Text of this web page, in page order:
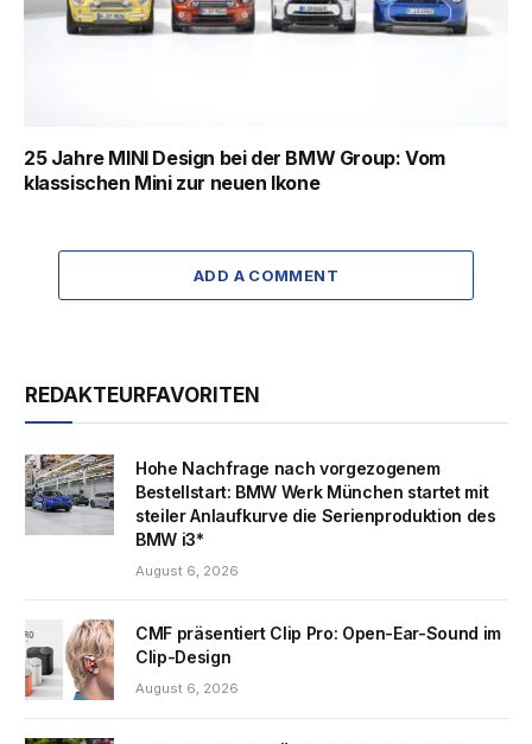
25 Jahre MINI Design bei der BMW Group: Vom
klassischen Mini zur neuen Ikone
ADD A COMMENT
REDAKTEURFAVORITEN
Hohe Nachfrage nach vorgezogenem
Bestellstart: BMW Werk München startet mit
steiler Anlaufkurve die Serienproduktion des
BMW i3*
August 6, 2026
CMF präsentiert Clip Pro: Open-Ear-Sound im
Clip-Design
August 6, 2026